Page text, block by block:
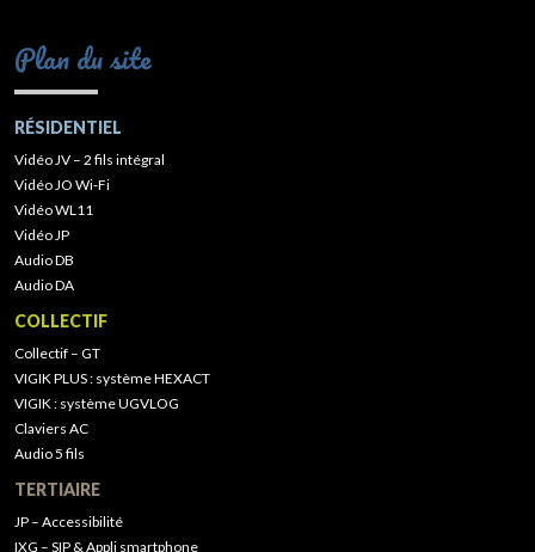
Plan du site
RÉSIDENTIEL
Vidéo JV – 2 fils intégral
Vidéo JO Wi-Fi
Vidéo WL11
Vidéo JP
Audio DB
Audio DA
COLLECTIF
Collectif – GT
VIGIK PLUS : système HEXACT
VIGIK : système UGVLOG
Claviers AC
Audio 5 fils
TERTIAIRE
JP – Accessibilité
IXG – SIP & Appli smartphone